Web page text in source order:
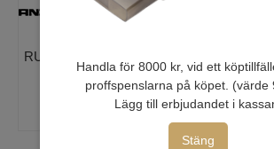
RUNDPENSEL 25 MM TRÄ
FSC®
96 kr
Handla för 8000 kr, vid ett
proffspenslarna på köpet. (värde
Lägg till erbjudandet i
Stäng